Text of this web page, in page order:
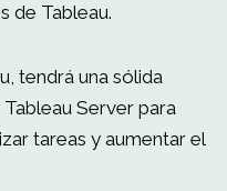
de Tableau.
tendrá una sólida
Server para
tareas y aumentar el